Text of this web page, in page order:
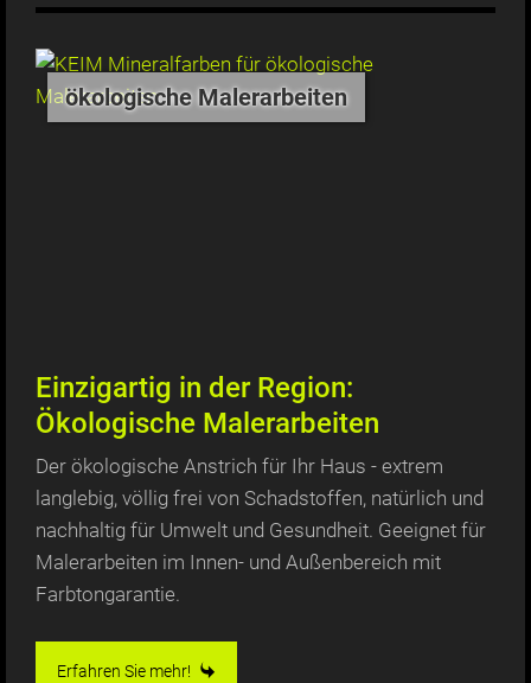
Einzigartig in der Region:
Ökologische Malerarbeiten
Der ökologische Anstrich für Ihr Haus - extrem
langlebig, völlig frei von Schadstoffen, natürlich und
nachhaltig für Umwelt und Gesundheit. Geeignet für
Malerarbeiten im Innen- und Außenbereich mit
Farbtongarantie.
Erfahren Sie mehr!
ökologische Malerarbeiten